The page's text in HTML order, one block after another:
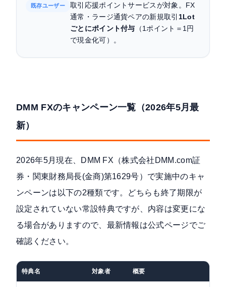
既存ユーザー
取引応援ポイントサービスが対象。FX
通常・ラージ通貨ペアの新規取引 1Lot
ごとにポイント付与 （1ポイント＝1円
で現金化可）。
DMM FXのキャンペーン一覧（2026年5月最
新）
2026年5月現在、
DMM FX（株式会社DMM.com証
券・関東財務局長(金商)第1629号） で実施中のキャ
ンペーンは以下の2種類です。どちらも終了期限が
設定されていない常設特典ですが、内容は変更にな
る場合がありますので、最新情報は公式ページでご
確認ください。
特典名 対象者 概要